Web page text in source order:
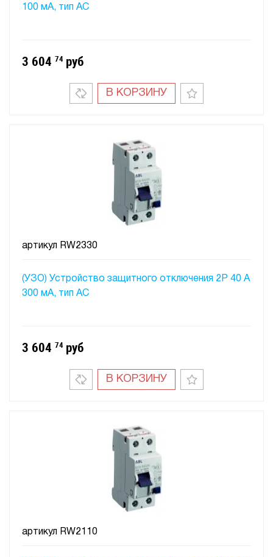
100 мA, тип АC
3 604 74 руб
В КОРЗИНУ
(УЗО) Устройство защитного отключения 2P 40 A
300 мA, тип АC
артикул RW2330
3 604 74 руб
В КОРЗИНУ
артикул RW2110